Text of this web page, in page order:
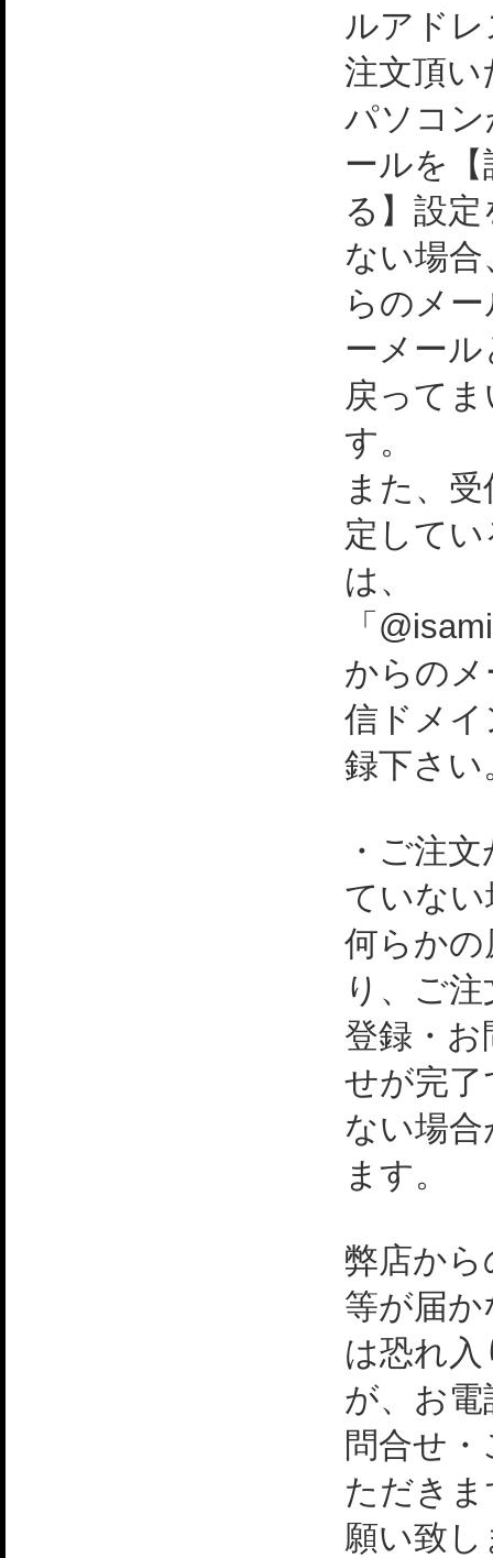
ルアド
注文頂い
パソコ
ールを【
る】設
ない場
らのメ
ーメー
戻って
す。
また、
定して
は、
「
からの
信ドメ
録下さい
・ご注
ていない
何らか
り、ご
登録・
せが完
ない場
ます。
弊店か
等が届
は恐れ
が、お
問合せ
ただき
願い致